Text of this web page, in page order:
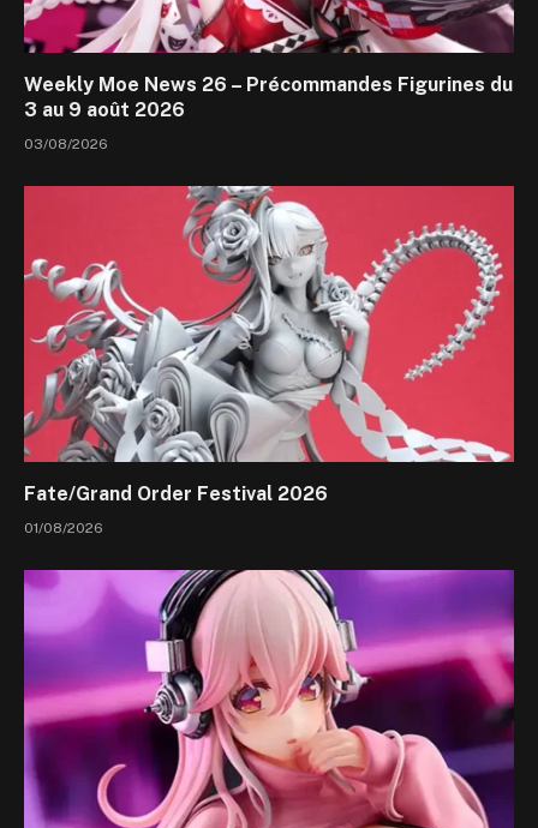
Weekly Moe News 26 – Précommandes Figurines du
3 au 9 août 2026
03/08/2026
Fate/Grand Order Festival 2026
01/08/2026